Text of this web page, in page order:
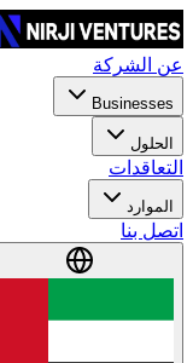
عن الشركة
Businesses
الحلول
التعاقدات
الموارد
اتصل بنا